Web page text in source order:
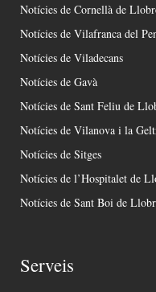
Notícies de Cornellà de
Notícies de Vilafranca del
Notícies de Viladecans
Notícies de Gavà
Notícies de Sant Feliu de
Notícies de Vilanova i la
Notícies de Sitges
Notícies de l’Hospitalet de
Notícies de Sant Boi de
Serveis